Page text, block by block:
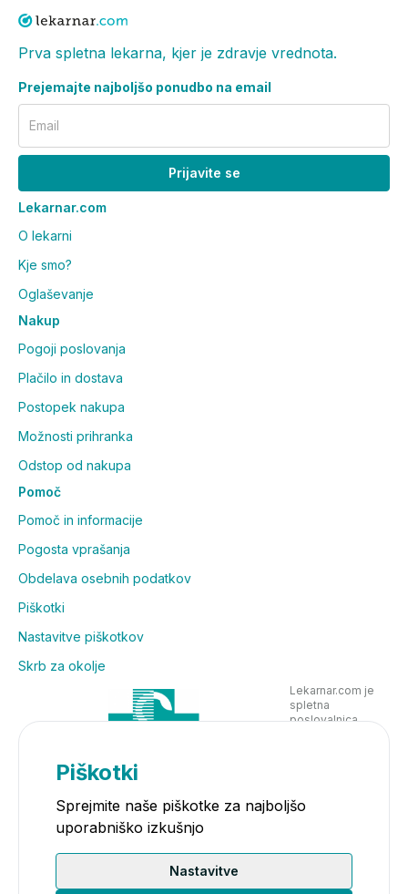
Prva spletna lekarna, kjer je zdravje vrednota.
Prejemajte najboljšo ponudbo na email
Email
Prijavite se
Lekarnar.com
O lekarni
Kje smo?
Oglaševanje
Nakup
Pogoji poslovanja
Plačilo in dostava
Postopek nakupa
Možnosti prihranka
Odstop od nakupa
Pomoč
Pomoč in informacije
Pogosta vprašanja
Obdelava osebnih podatkov
Piškotki
Nastavitve piškotkov
Skrb za okolje
Lekarnar.com je
spletna
poslovalnica
Piškotki
Sprejmite naše piškotke za najboljšo
uporabniško izkušnjo
Nastavitve